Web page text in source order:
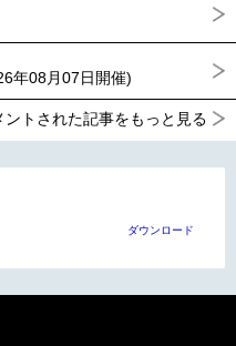
年08月07日開催)
ントされた記事をもっと見る
ダウンロード